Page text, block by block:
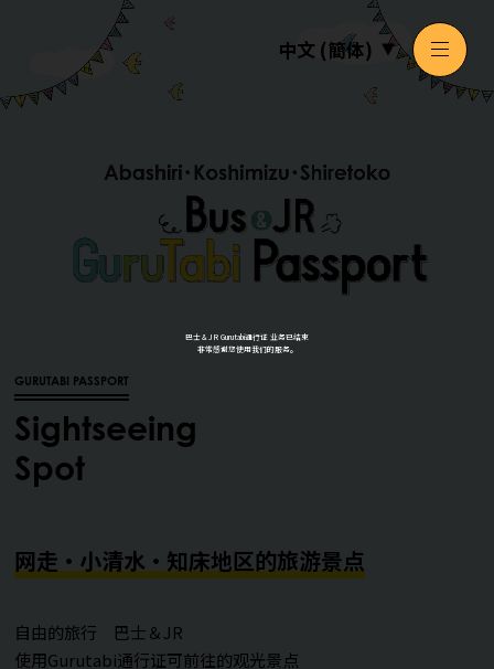
GURUTABI PASSPORT
Sightseeing
Spot
网走・小清水・知床地区的旅游景点
自由的旅行 巴士＆JR
使用Gurutabi通行证可前往的观光景点